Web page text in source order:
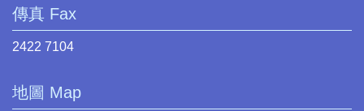
傳真 Fax
2422 7104
地圖 Map